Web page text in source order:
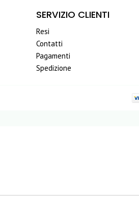
SERVIZIO CLIENTI
Resi
Contatti
Pagamenti
Spedizione